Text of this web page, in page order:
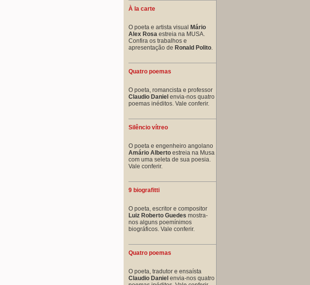
À la carte
O poeta e artista visual Mário
Alex Rosa estreia na MUSA.
Confira os trabalhos e
apresentação de Ronald Polito
Quatro poemas
O poeta, romancista e professor
Claudio Daniel envia-nos quatro
poemas inéditos. Vale conferir.
Silêncio vítreo
O poeta e engenheiro angolano
Amário Alberto estreia na Musa
com uma seleta de sua poesia.
Vale conferir.
9 biografitti
O poeta, escritor e compositor
Luiz Roberto Guedes mostra-
nos alguns poemínimos
biográficos. Vale conferir.
Quatro poemas
O poeta, tradutor e ensaísta
Claudio Daniel envia-nos quatro